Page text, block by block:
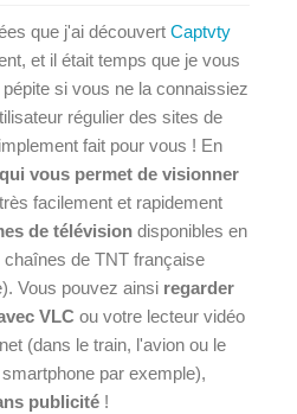
que j'ai découvert Captvty
et il était temps que je vous
si vous ne la connaissiez
régulier des sites de
fait pour vous ! En
vous permet de visionner
très facilement et rapidement
de télévision disponibles en
de TNT française
Vous pouvez ainsi regarder
VLC ou votre lecteur vidéo
(dans le train, l'avion ou le
par exemple),
publicité !